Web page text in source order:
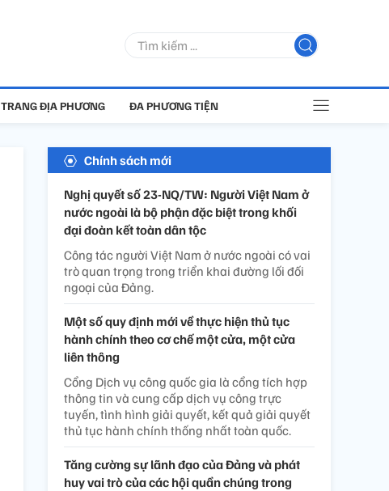
TRANG ĐỊA PHƯƠNG ĐA PHƯƠNG TIỆN
Chính sách mới
Nghị quyết số 23-NQ/TW: Người Việt Nam ở
nước ngoài là bộ phận đặc biệt trong khối
đại đoàn kết toàn dân tộc
Công tác người Việt Nam ở nước ngoài có vai
trò quan trọng trong triển khai đường lối đối
ngoại của Đảng.
Một số quy định mới về thực hiện thủ tục
hành chính theo cơ chế một cửa, một cửa
liên thông
Cổng Dịch vụ công quốc gia là cổng tích hợp
thông tin và cung cấp dịch vụ công trực
tuyến, tình hình giải quyết, kết quả giải quyết
thủ tục hành chính thống nhất toàn quốc.
Tăng cường sự lãnh đạo của Đảng và phát
huy vai trò của các hội quần chúng trong